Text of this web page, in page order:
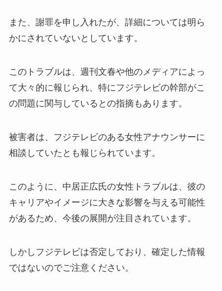
また、謝罪を申し入れたが、詳細については明ら
かにされていないとしています。
このトラブルは、週刊文春や他のメディアによっ
て大々的に報じられ、特にフジテレビの幹部がこ
の問題に関与しているとの指摘もあります。
被害者は、フジテレビのある女性アナウンサーに
相談していたとも報じられています。
このように、中居正広氏の女性トラブルは、彼の
キャリアやイメージに大きな影響を与える可能性
があるため、今後の展開が注目されています。
しかしフジテレビは否定しており、確定した情報
ではないのでご注意ください。